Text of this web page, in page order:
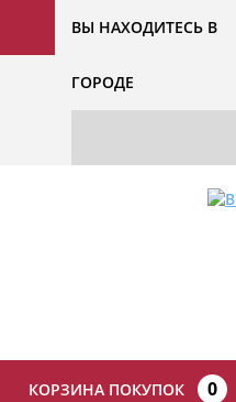
ВЫ НАХОДИТЕСЬ В
ГОРОДЕ
КОРЗИНА ПОКУПОК 0